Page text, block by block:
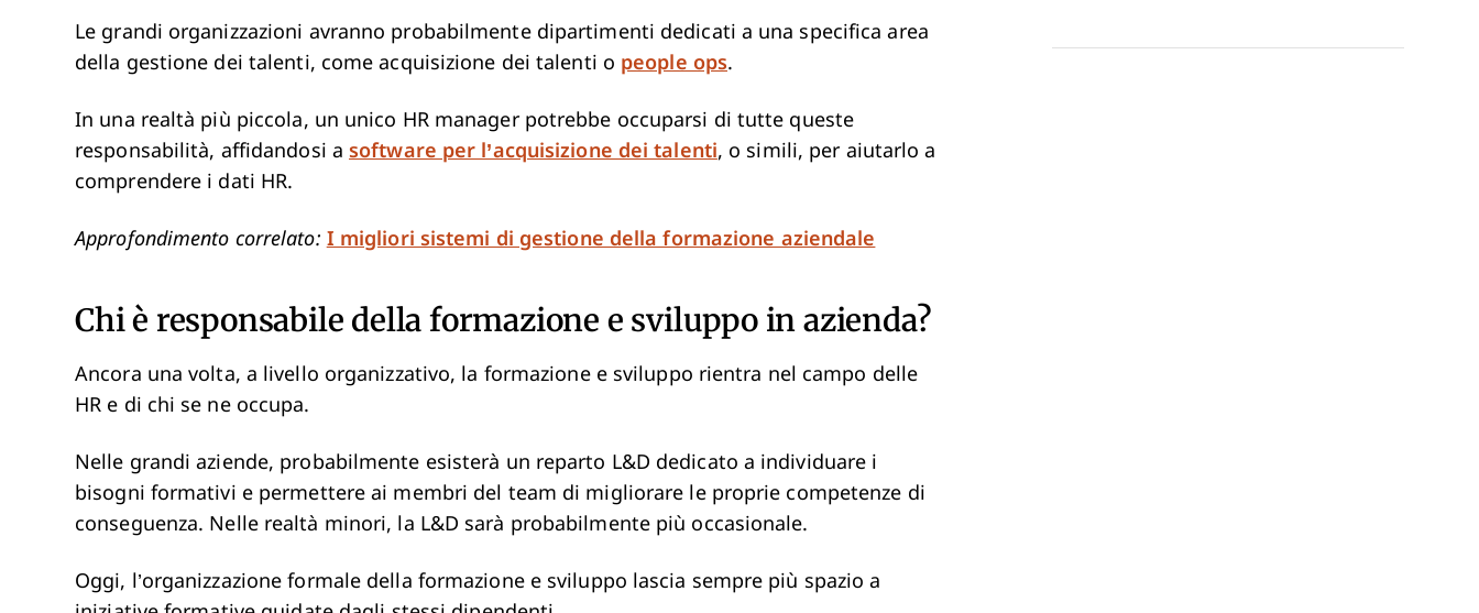
Le grandi organizzazioni avranno probabilmente dipartimenti dedicati a una specifica area
della gestione dei talenti, come acquisizione dei talenti o people ops.
In una realtà più piccola, un unico HR manager potrebbe occuparsi di tutte queste
responsabilità, affidandosi asoftware per l’acquisizione dei talenti, o simili, per aiutarlo a
comprendere i dati HR.
Approfondimento correlato: I migliori sistemi di gestione della formazione aziendale
Chi è responsabile della formazione e sviluppo in azienda?
Ancora una volta, a livello organizzativo, la formazione e sviluppo rientra nel campo delle
HR e di chi se ne occupa.
Nelle grandi aziende, probabilmente esisterà un reparto L&D dedicato a individuare i
bisogni formativi e permettere ai membri del team di migliorare le proprie competenze di
conseguenza. Nelle realtà minori, la L&D sarà probabilmente più occasionale.
Oggi, l’organizzazione formale della formazione e sviluppo lascia sempre più spazio a